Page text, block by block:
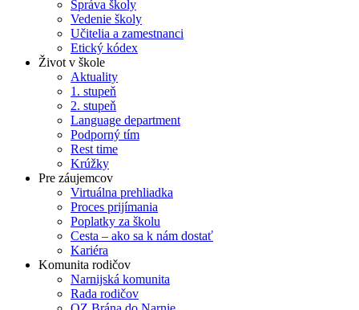
Správa školy
Vedenie školy
Učitelia a zamestnanci
Etický kódex
Život v škole
Aktuality
1. stupeň
2. stupeň
Language department
Podporný tím
Rest time
Krúžky
Pre záujemcov
Virtuálna prehliadka
Proces prijímania
Poplatky za školu
Cesta – ako sa k nám dostať
Kariéra
Komunita rodičov
Narnijská komunita
Rada rodičov